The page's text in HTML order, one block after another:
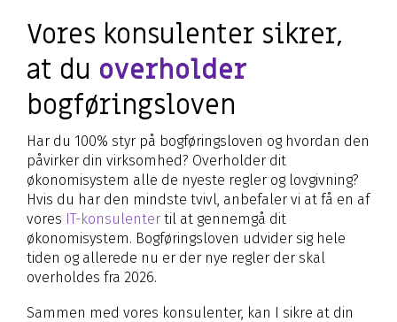
Vores konsulenter sikrer,
at du overholder
bogføringsloven
Har du 100% styr på bogføringsloven og hvordan den
påvirker din virksomhed? Overholder dit
økonomisystem alle de nyeste regler og lovgivning?
Hvis du har den mindste tvivl, anbefaler vi at få en af
vores IT-konsulenter til at gennemgå dit
økonomisystem. Bogføringsloven udvider sig hele
tiden og allerede nu er der nye regler der skal
overholdes fra 2026.
Sammen med vores konsulenter, kan I sikre at din